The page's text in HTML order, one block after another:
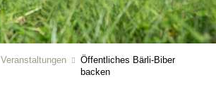
Veranstaltungen
Öffentliches Bärli-Biber
backen